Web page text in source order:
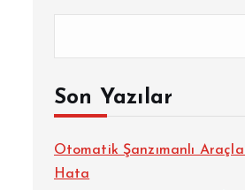
Son Yazılar
Otomatik Şanzımanlı
Hata